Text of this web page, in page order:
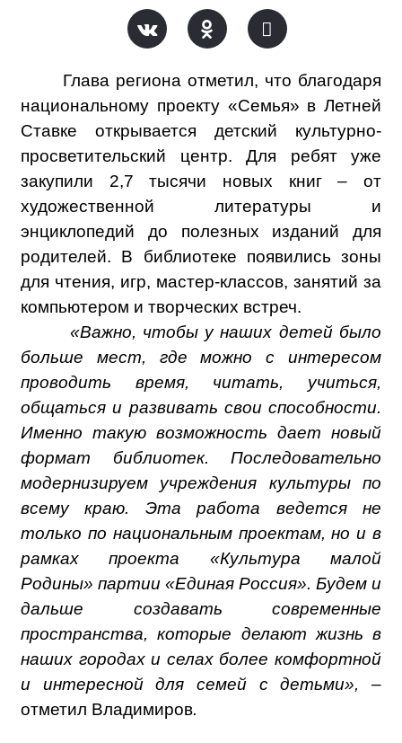
Глава региона отметил, что благодаря
национальному проекту «Семья» в Летней
Ставке открывается детский культурно-
просветительский центр. Для ребят уже
закупили 2,7 тысячи новых книг – от
художественной литературы и
энциклопедий до полезных изданий для
родителей. В библиотеке появились зоны
для чтения, игр, мастер-классов, занятий за
компьютером и творческих встреч.
«Важно, чтобы у наших детей было
больше мест, где можно с интересом
проводить время, читать, учиться,
общаться и развивать свои способности.
Именно такую возможность дает новый
формат библиотек. Последовательно
модернизируем учреждения культуры по
всему краю. Эта работа ведется не
только по национальным проектам, но и в
рамках проекта «Культура малой
Родины» партии «Единая Россия». Будем и
дальше создавать современные
пространства, которые делают жизнь в
наших городах и селах более комфортной
и интересной для семей с детьми», –
отметил Владимиров.